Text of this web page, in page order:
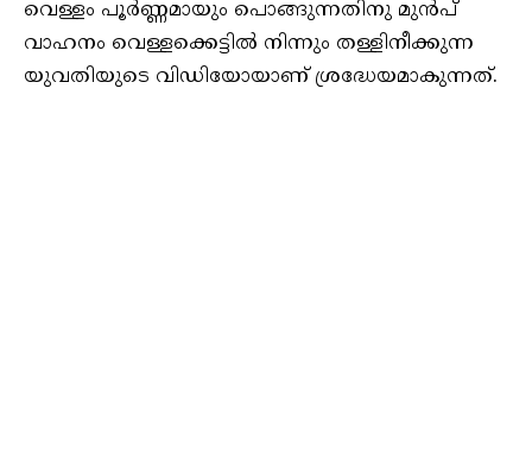
വെള്ളം പൂർണ്ണമായും പൊങ്ങുന്നതിനു മുൻപ്
വാഹനം വെള്ളക്കെട്ടിൽ നിന്നും തള്ളിനീക്കുന്ന
യുവതിയുടെ വിഡിയോയാണ് ശ്രദ്ധേയമാകുന്നത്.